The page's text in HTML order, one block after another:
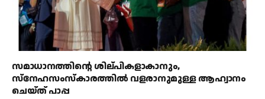
സമാധാനത്തിന്റെ ശില്പികളാകാനും,
സ്നേഹസംസ്കാരത്തിൽ വളരാനുമുള്ള ആഹ്വാനം
ചെയ്ത് പാപ്പ